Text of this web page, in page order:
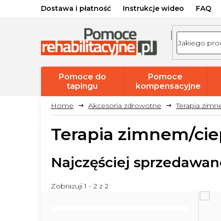
Dostawa i płatność Instrukcje wideo FAQ
Pomoce do
tapingu
Pomoce
kompensacyjne
Akcesoria zdrowotne Terapia
Terapia zimnem/
Najczęściej
Zobrazuji 1 - 2 z 2